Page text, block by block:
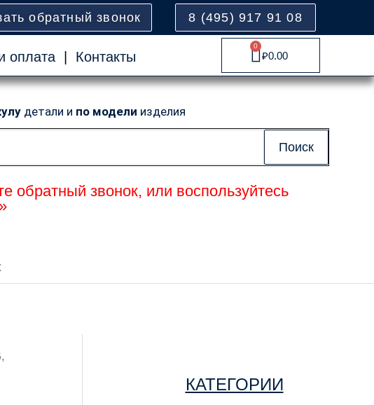
обратный звонок 8 (495) 917 91 08
оплата| Контакты ₽0.00
0
Cart
детали и по модели изделия
Поиск
звонок, или воспользуйтесь
КАТЕГОРИИ